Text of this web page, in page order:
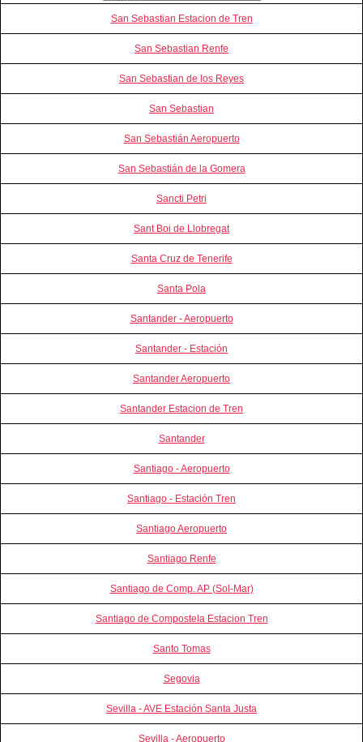
San Sebastian Estacion de Tren
San Sebastian Renfe
San Sebastian de los Reyes
San Sebastian
San Sebastián Aeropuerto
San Sebastián de la Gomera
Sancti Petri
Sant Boi de Llobregat
Santa Cruz de Tenerife
Santa Pola
Santander - Aeropuerto
Santander - Estación
Santander Aeropuerto
Santander Estacion de Tren
Santander
Santiago - Aeropuerto
Santiago - Estación Tren
Santiago Aeropuerto
Santiago Renfe
Santiago de Comp. AP (Sol-Mar)
Santiago de Compostela Estacion Tren
Santo Tomas
Segovia
Sevilla - AVE Estación Santa Justa
Sevilla - Aeropuerto